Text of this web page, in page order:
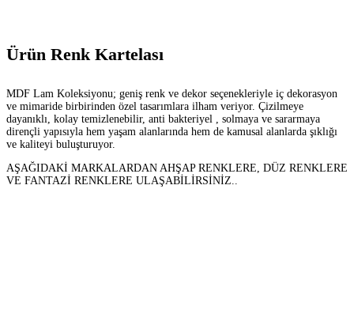
Ürün Renk Kartelası
MDF Lam Koleksiyonu; geniş renk ve dekor seçenekleriyle iç dekorasyon
ve mimaride birbirinden özel tasarımlara ilham veriyor. Çizilmeye
dayanıklı, kolay temizlenebilir, anti bakteriyel , solmaya ve sararmaya
dirençli yapısıyla hem yaşam alanlarında hem de kamusal alanlarda şıklığı
ve kaliteyi buluşturuyor.
AŞAĞIDAKİ MARKALARDAN AHŞAP RENKLERE, DÜZ RENKLERE
VE FANTAZİ RENKLERE ULAŞABİLİRSİNİZ..